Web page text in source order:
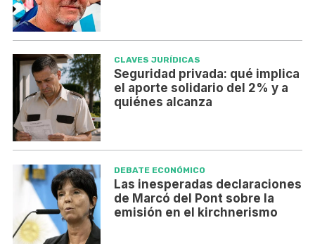
CLAVES JURÍDICAS
Seguridad privada: qué implica
el aporte solidario del 2% y a
quiénes alcanza
DEBATE ECONÓMICO
Las inesperadas declaraciones
de Marcó del Pont sobre la
emisión en el kirchnerismo